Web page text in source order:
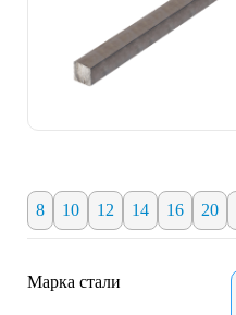
8 10 12 14 16 20
Марка стали